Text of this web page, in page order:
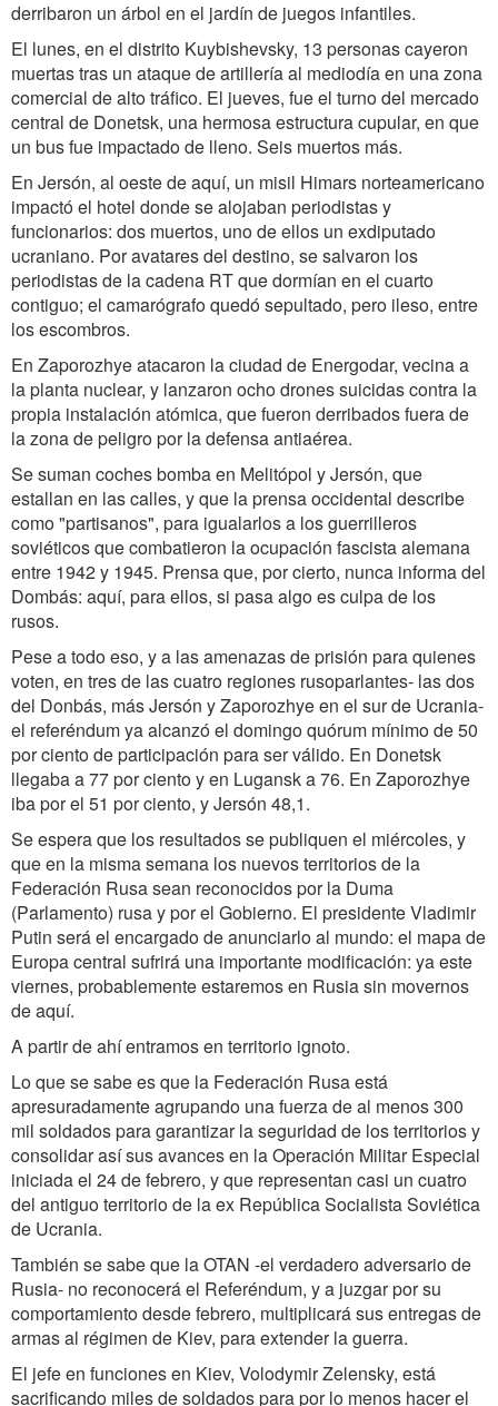
derribaron un árbol en el jardín de juegos infantiles.
El lunes, en el distrito Kuybishevsky, 13 personas cayeron
muertas tras un ataque de artillería al mediodía en una zona
comercial de alto tráfico. El jueves, fue el turno del mercado
central de Donetsk, una hermosa estructura cupular, en que
un bus fue impactado de lleno. Seis muertos más.
En Jersón, al oeste de aquí, un misil Himars norteamericano
impactó el hotel donde se alojaban periodistas y
funcionarios: dos muertos, uno de ellos un exdiputado
ucraniano. Por avatares del destino, se salvaron los
periodistas de la cadena RT que dormían en el cuarto
contiguo; el camarógrafo quedó sepultado, pero ileso, entre
los escombros.
En Zaporozhye atacaron la ciudad de Energodar, vecina a
la planta nuclear, y lanzaron ocho drones suicidas contra la
propia instalación atómica, que fueron derribados fuera de
la zona de peligro por la defensa antiaérea.
Se suman coches bomba en Melitópol y Jersón, que
estallan en las calles, y que la prensa occidental describe
como "partisanos", para igualarlos a los guerrilleros
soviéticos que combatieron la ocupación fascista alemana
entre 1942 y 1945. Prensa que, por cierto, nunca informa del
Dombás: aquí, para ellos, si pasa algo es culpa de los
rusos.
Pese a todo eso, y a las amenazas de prisión para quienes
voten, en tres de las cuatro regiones rusoparlantes- las dos
del Donbás, más Jersón y Zaporozhye en el sur de Ucrania-
el referéndum ya alcanzó el domingo quórum mínimo de 50
por ciento de participación para ser válido. En Donetsk
llegaba a 77 por ciento y en Lugansk a 76. En Zaporozhye
iba por el 51 por ciento, y Jersón 48,1.
Se espera que los resultados se publiquen el miércoles, y
que en la misma semana los nuevos territorios de la
Federación Rusa sean reconocidos por la Duma
(Parlamento) rusa y por el Gobierno. El presidente Vladimir
Putin será el encargado de anunciarlo al mundo: el mapa de
Europa central sufrirá una importante modificación: ya este
viernes, probablemente estaremos en Rusia sin movernos
de aquí.
A partir de ahí entramos en territorio ignoto.
Lo que se sabe es que la Federación Rusa está
apresuradamente agrupando una fuerza de al menos 300
mil soldados para garantizar la seguridad de los territorios y
consolidar así sus avances en la Operación Militar Especial
iniciada el 24 de febrero, y que representan casi un cuatro
del antiguo territorio de la ex República Socialista Soviética
de Ucrania.
También se sabe que la OTAN -el verdadero adversario de
Rusia- no reconocerá el Referéndum, y a juzgar por su
comportamiento desde febrero, multiplicará sus entregas de
armas al régimen de Kiev, para extender la guerra.
El jefe en funciones en Kiev, Volodymir Zelensky, está
sacrificando miles de soldados para por lo menos hacer el